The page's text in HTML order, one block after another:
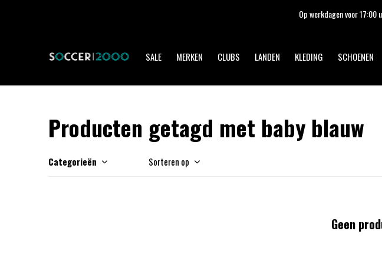
SALE MERKEN CLUBS LANDEN KLEDING SCHOENEN
Op werkdagen voor
Producten getagd met baby blauw
Categorieën Sorteren op
Geen